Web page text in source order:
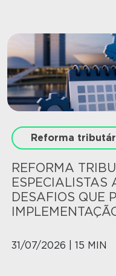
Reforma
REFORMA
ESPECIALISTAS
DESAFIOS QUE
31/07/2026 | 15 MIN